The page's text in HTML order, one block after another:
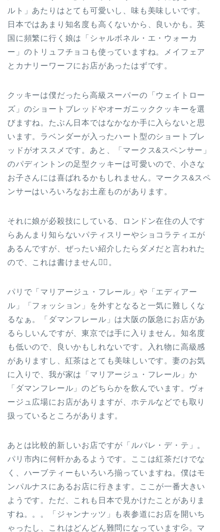
ルト」あたりはとても可愛いし、味も美味しいです。
日本ではあまり知名度も高くないから、良いかも。英
国に頻繁に行く娘は「シャルボネル・エ・ウォーカ
ー」のトリュフチョコも使っていますね。メイフェア
とカナリーワーフにお店があったはずです。
クッキーは僕だったら高級スーパーの「ウェイトロー
ズ」のショートブレッドやオーガニッククッキーを選
びますね。たぶん日本ではなかなか手に入らないと思
います。ラベンダーが入ったハート型のショートブレ
ッドがオススメです。あと、「マークス&スペンサー」
のパディントンの足型クッキーは可愛いので、小さな
お子さんには喜ばれるかもしれません。マークス&スペ
ンサーはいろいろなお土産ものがあります。
それに娘が必殺技にしている、ロンドン在住の人です
らあんまり知らないパティスリーやショコラティエが
あるんですが、ぜったい紹介したらダメだと言われた
ので、これは書けません🙇‍♀️。
パリで「マリアージュ・フレール」や「エディアー
ル」「フォッション」を外すとなると一気に難しくな
るなぁ。「ダマンフレール」は大阪の阪急にお店があ
るらしいんですが、東京では手に入りません。知名度
も低いので、良いかもしれないです。入れ物に高級感
がありますし、紅茶はとても美味しいです。妻のお気
に入りで、我が家は「マリアージュ・フレール」か
「ダマンフレール」のどちらかを飲んでいます。ヴォ
ージュ広場にお店がありますが、ホテルなどでも取り
扱っているところがあります。
あとは比較的新しいお店ですが「ルパレ・デ・テ」。
パリ市内に何軒かあるようです。ここは紅茶だけでな
く、ハーブティーもいろいろ揃っていますね。僕はモ
ンパルナスにあるお店に行きます。ここが一番大きい
ようです。ただ、これも日本で見かけたことがありま
すね。。。「ジャンナッツ」も表参道にお店を開いち
ゃったし、これはどんどん難問になっています💦。マ